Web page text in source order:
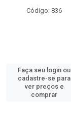
Código: 836
Faça seu login ou
cadastre-se para
ver preços e
comprar